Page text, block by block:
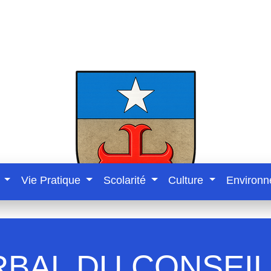
Vie Pratique Scolarité Culture